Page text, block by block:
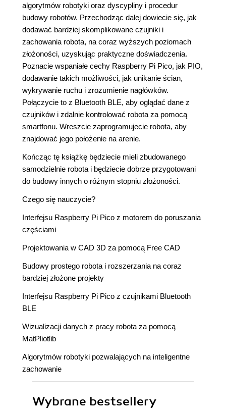
algorytmów robotyki oraz dyscypliny i procedur
budowy robotów. Przechodząc dalej dowiecie się, jak
dodawać bardziej skomplikowane czujniki i
zachowania robota, na coraz wyższych poziomach
złożoności, uzyskując praktyczne doświadczenia.
Poznacie wspaniałe cechy Raspberry Pi Pico, jak PIO,
dodawanie takich możliwości, jak unikanie ścian,
wykrywanie ruchu i zrozumienie nagłówków.
Połączycie to z Bluetooth BLE, aby oglądać dane z
czujników i zdalnie kontrolować robota za pomocą
smartfonu. Wreszcie zaprogramujecie robota, aby
znajdować jego położenie na arenie.
Kończąc tę książkę będziecie mieli zbudowanego
samodzielnie robota i będziecie dobrze przygotowani
do budowy innych o różnym stopniu złożoności.
Czego się nauczycie?
Interfejsu Raspberry Pi Pico z motorem do poruszania
częściami
Projektowania w CAD 3D za pomocą Free CAD
Budowy prostego robota i rozszerzania na coraz
bardziej złożone projekty
Interfejsu Raspberry Pi Pico z czujnikami Bluetooth
BLE
Wizualizacji danych z pracy robota za pomocą
MatPliotlib
Algorytmów robotyki pozwalających na inteligentne
zachowanie
Wybrane bestsellery